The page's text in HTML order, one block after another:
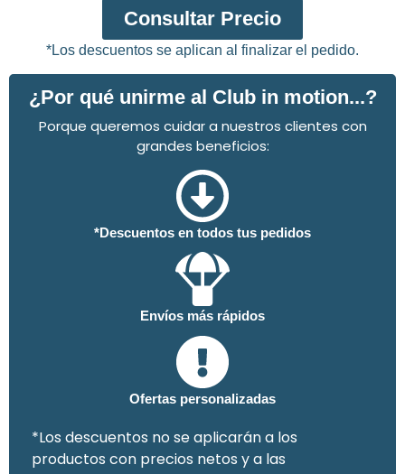
Consultar Precio
*Los descuentos se aplican al finalizar el pedido.
¿Por qué unirme al Club in motion...?
Porque queremos cuidar a nuestros clientes con
grandes beneficios:
*Descuentos en todos tus pedidos
Envíos más rápidos
Ofertas personalizadas
*Los descuentos no se aplicarán a los
productos con precios netos y a las